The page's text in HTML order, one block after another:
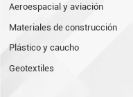
Aeroespacial y aviación
Materiales de construcción
Plástico y caucho
Geotextiles